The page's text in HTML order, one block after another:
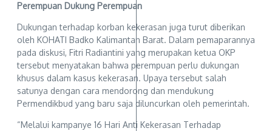
Perempuan Dukung Perempuan
Dukungan terhadap korban kekerasan juga turut diberikan
oleh KOHATI Badko Kalimantan Barat. Dalam pemaparannya
pada diskusi, Fitri Radiantini yang merupakan ketua OKP
tersebut menyatakan bahwa perempuan perlu dukungan
khusus dalam kasus kekerasan. Upaya tersebut salah
satunya dengan cara mendorong dan mendukung
Permendikbud yang baru saja diluncurkan oleh pemerintah.
“Melalui kampanye 16 Hari Anti Kekerasan Terhadap